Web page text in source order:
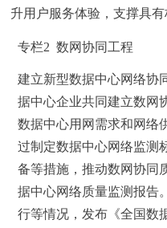
升用户服务体验，支撑具
专栏2 数网协同工程
建立新型数据中心网络协
据中心企业共同建立数网
数据中心用网需求和网络
过制定数据中心网络监测
备等措施，推动数网协同
据中心网络质量监测报告
行等情况，发布《全国数